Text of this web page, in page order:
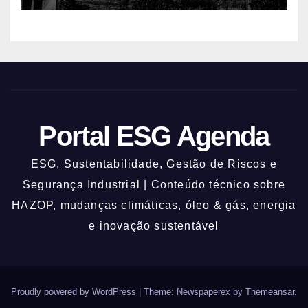
Portal ESG Agenda
ESG, Sustentabilidade, Gestão de Riscos e
Segurança Industrial | Conteúdo técnico sobre
HAZOP, mudanças climáticas, óleo & gás, energia
e inovação sustentável
Proudly powered by WordPress Theme: Newspaperex by Themeansar.